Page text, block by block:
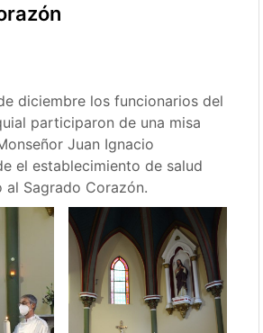
diciembre los funcionarios del
participaron de una misa
Juan Ignacio
el establecimiento de salud
al Sagrado Corazón.